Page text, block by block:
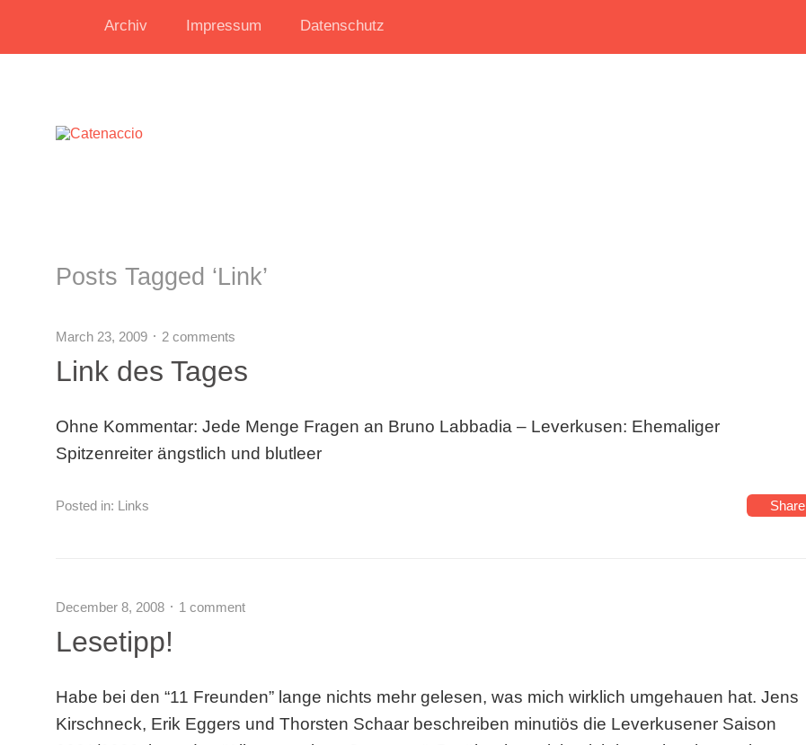
Archiv Impressum Datenschutz
Posts Tagged ‘Link’
March 23, 2009 2 comments
Link des Tages
Ohne Kommentar: Jede Menge Fragen an Bruno Labbadia – Leverkusen: Ehemaliger
Spitzenreiter ängstlich und blutleer
Posted in: Links Share
December 8, 2008 1 comment
Lesetipp!
Habe bei den “11 Freunden” lange nichts mehr gelesen, was mich wirklich umgehauen hat. Jens
Kirschneck, Erik Eggers und Thorsten Schaar beschreiben minutiös die Leverkusener Saison